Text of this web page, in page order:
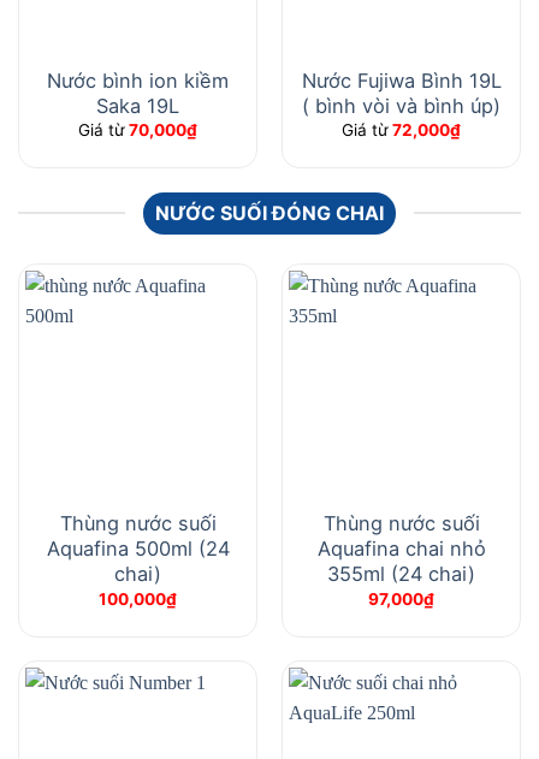
Nước bình ion kiềm
Saka 19L
Giá từ70,000₫
Nước Fujiwa Bình 19L
( bình vòi và bình úp)
Giá từ72,000₫
NƯỚC SUỐI ĐÓNG CHAI
Thùng nước suối
Aquafina 500ml (24
chai)
100,000₫
Thùng nước suối
Aquafina chai nhỏ
355ml (24 chai)
97,000₫